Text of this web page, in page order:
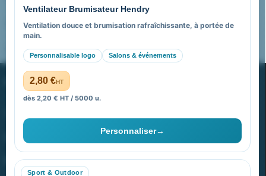
Ventilateur Brumisateur Hendry
Ventilation douce et brumisation rafraîchissante, à portée de
main.
Personnalisable logo Salons & événements
2,80 €HT
dès 2,20 € HT / 5000 u.
Personnaliser→
Sport & Outdoor
FAQ sur Promenoch Goodies Pub France
Pourquoi ça a marché à 100% pour moi ?
PROMENOCH GOODIES
40 rue Madeleine Michelis
92 200 Neuilly